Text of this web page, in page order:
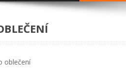
oblečení